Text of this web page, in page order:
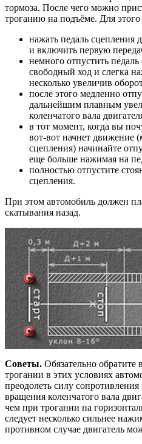
тормоза. После чего можно
троганию на подъёме. Для
нажать педаль сцепления
и включить первую
немного отпустить
свободный ход и слегка
несколько увеличив
после этого медленно
дальнейшим плавным
коленчатого вала
в тот момент, когда вы
вот-вот начнет движение
сцепления) начинайте
еще больше нажимая на
полностью отпустите
сцепления.
При этом автомобиль должен
скатывания назад.
Советы. Обязательно
трогании в этих условиях
преодолеть силу
вращения коленчатого вала
чем при трогании на
следует несколько сильнее
противном случае двигатель